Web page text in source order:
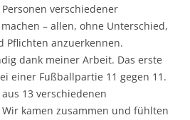
verschiedener
– allen, ohne Unterschied,
Pflichten anzuerkennen.
dank meiner Arbeit. Das erste
einer Fußballpartie 11 gegen 11.
13 verschiedenen
kamen zusammen und fühlten